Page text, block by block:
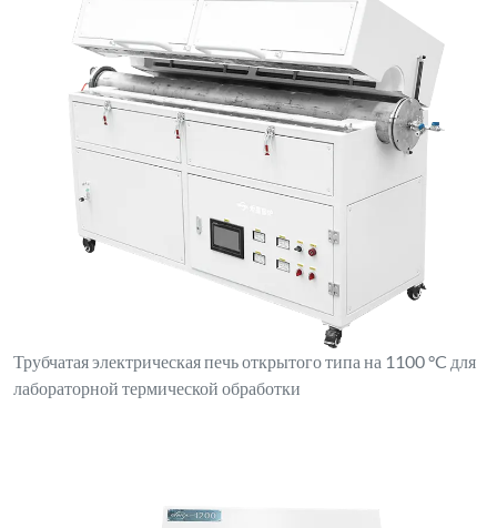
Трубчатая электрическая печь открытого типа на 1100 °C для
лабораторной термической обработки